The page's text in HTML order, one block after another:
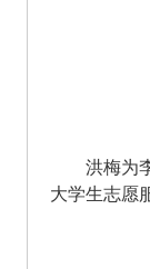
洪梅为
大学生志愿